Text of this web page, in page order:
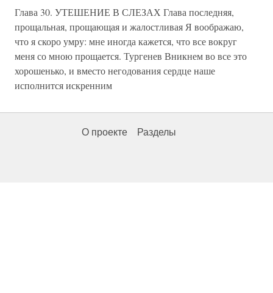
Глава 30. УТЕШЕНИЕ В СЛЕЗАХ Глава последняя,
прощальная, прощающая и жалостливая Я воображаю,
что я скоро умру: мне иногда кажется, что все вокруг
меня со мною прощается. Тургенев Вникнем во все это
хорошенько, и вместо негодования сердце наше
исполнится искренним
О проекте Разделы